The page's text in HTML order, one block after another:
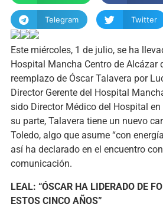
Telegram Twitter
Este miércoles, 1 de julio, se ha
Hospital Mancha Centro de Alcázar
reemplazo de Óscar Talavera por
Director Gerente del Hospital
sido Director Médico del Hospital
su parte, Talavera tiene un nuevo
Toledo, algo que asume “con
así ha declarado en el encuentro
comunicación.
LEAL: “ÓSCAR HA LIDERADO DE
ESTOS CINCO AÑOS”